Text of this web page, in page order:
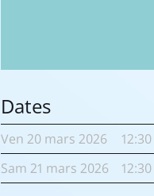
Dates
Ven 20 mars2026
12:30
Sam 21 mars2026 12:30